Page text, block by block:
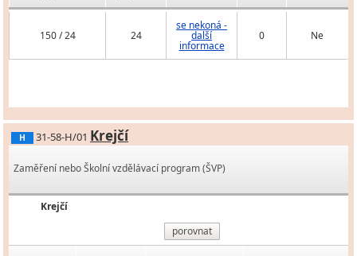
150 / 24 24
se nekoná -
další
informace
0 Ne
H 31-58-H/01 Krejčí
Zaměření nebo Školní vzdělávací program (ŠVP)
Krejčí
porovnat